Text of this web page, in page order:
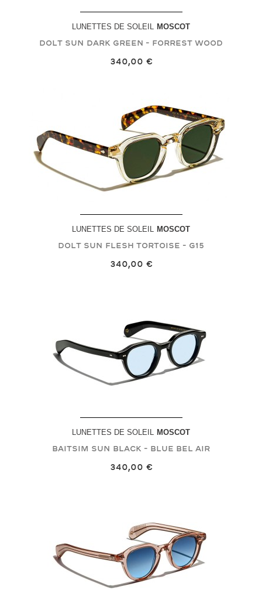
LUNETTES DE SOLEIL MOSCOT
DOLT SUN Dark Green - Forrest Wood
340,00 €
LUNETTES DE SOLEIL MOSCOT
DOLT SUN Flesh Tortoise - G15
340,00 €
LUNETTES DE SOLEIL MOSCOT
BAITSIM SUN Black - Blue Bel Air
340,00 €